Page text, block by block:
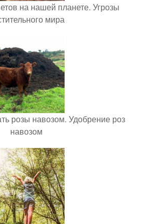
на нашей планете. Угрозы
мира
розы навозом. Удобрение роз
навозом